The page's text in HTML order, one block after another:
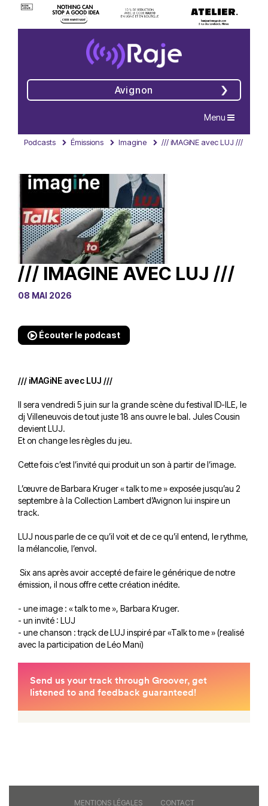
Avignon
Navigation
Menu
Podcasts Émissions Imagine /// iMAGiNE avec LUJ ///
/// IMAGINE AVEC LUJ ///
08 MAI 2026
Écouter le podcast
/// iMAGiNE avec LUJ ///
Il sera vendredi 5 juin sur la grande scène du festival ID-ILE, le
dj Villeneuvois de tout juste 18 ans ouvre le bal. Jules Cousin
devient LUJ.
Et on change les règles du jeu.
Cette fois c’est l’invité qui produit un son à partir de l’image.
L’œuvre de Barbara Kruger « talk to me » exposée jusqu’au 2
septembre à la Collection Lambert d’Avignon lui inspire un
track.
LUJ nous parle de ce qu’il voit et de ce qu’il entend, le rythme,
la mélancolie, l’envol.
Six ans après avoir accepté de faire le générique de notre
émission, il nous offre cette création inédite.
- une image : « talk to me », Barbara Kruger.
- un invité : LUJ
- une chanson : trạck de LUJ inspiré par «Talk to me » (realisé
avec la participation de Léo Mani)
MENTIONS LÉGALES CONTACT